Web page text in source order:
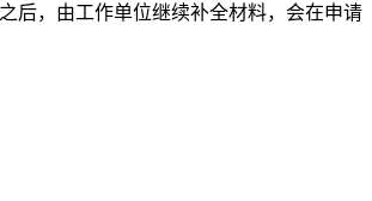
后，由工作单位继续补全材料，会在申请